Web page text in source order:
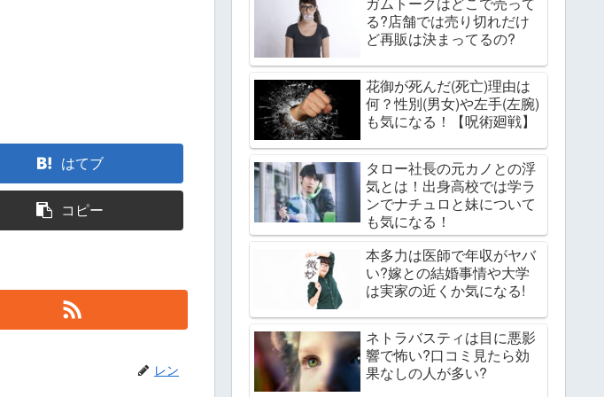
はてブ
コピー
レン
る?店舗では売り切れだけ
ど再販は決まってるの?
花御が死んだ(死亡)理由は
何？性別(男女)や左手(左腕)
も気になる！【呪術廻戦】
タロー社長の元カノとの浮
気とは！出身高校では学ラ
ンでナチュロと妹について
も気になる！
本多力は医師で年収がヤバ
い?嫁との結婚事情や大学
は実家の近くか気になる!
ネトラバスティは目に悪影
響で怖い?口コミ見たら効
果なしの人が多い?